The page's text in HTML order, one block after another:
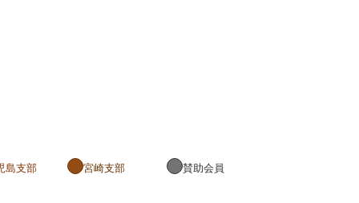
島支部 宮崎支部 賛助会員